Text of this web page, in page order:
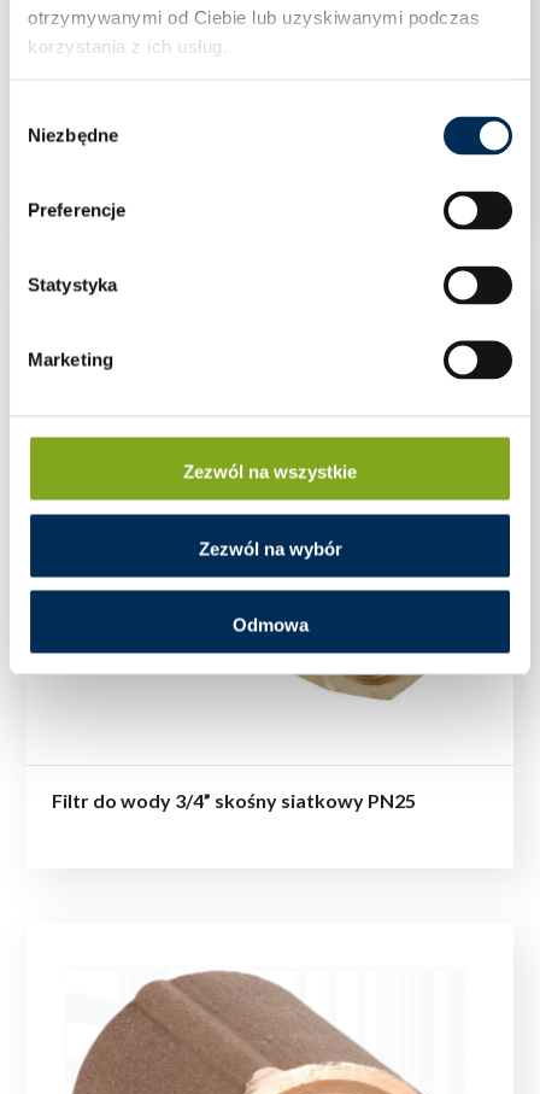
otrzymywanymi od Ciebie lub uzyskiwanymi podczas
korzystania z ich usług.
zgody
Niezbędne
Preferencje
Statystyka
Marketing
Zezwól na wszystkie
Zezwól na wybór
Odmowa
Filtr do wody 3/4” skośny siatkowy PN25